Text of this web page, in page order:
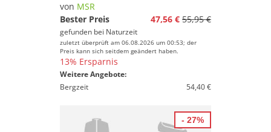
von MSR
Bester Preis
47,56 € 55,95 €
gefunden bei Naturzeit
zuletzt überprüft am 06.08.2026 um 00:53; der
Preis kann sich seitdem geändert haben.
13% Ersparnis
Weitere Angebote:
Bergzeit
54,40 €
- 27%